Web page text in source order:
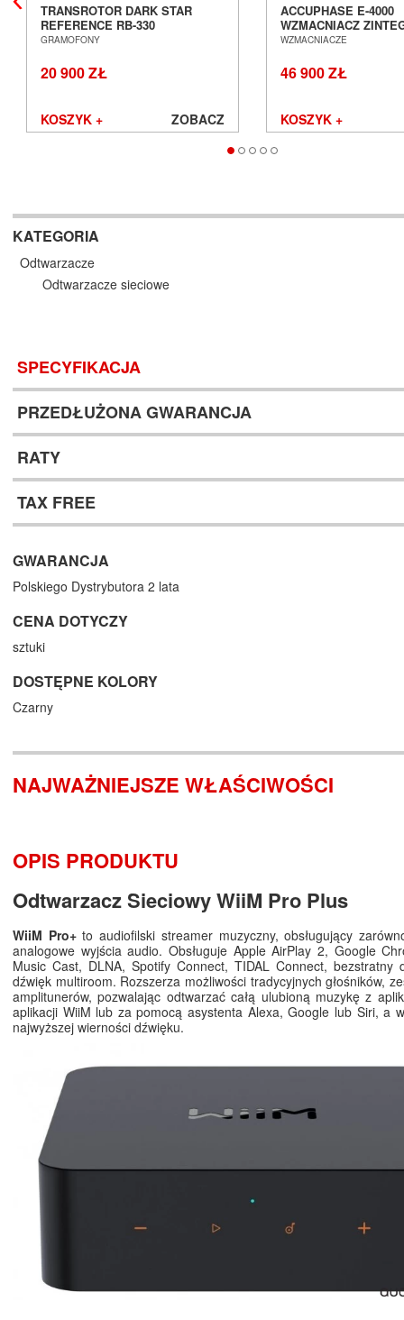
TRANSROTOR DARK STAR
REFERENCE RB-330
GRAMOFON ANALOGOWY
GRAMOFONY
20 900 ZŁ
KOSZYK + ZOBACZ
ACCUPHASE E-4000
WZMACNIACZ
SALON POZNAŃ
WZMACNIACZE
46 900 ZŁ
KOSZYK +
KATEGORIA
Odtwarzacze
Odtwarzacze sieciowe
SPECYFIKACJA
PRZEDŁUŻONA GWARANCJA
RATY
TAX FREE
GWARANCJA
Polskiego Dystrybutora 2 lata
CENA DOTYCZY
sztuki
DOSTĘPNE KOLORY
Czarny
NAJWAŻNIEJSZE WŁAŚCIWOŚCI
OPIS PRODUKTU
Odtwarzacz Sieciowy WiiM Pro Plus
WiiM Pro+to audiofilski streamer muzyczny, obsługujący
analogowe wyjścia audio. Obsługuje Apple AirPlay 2, Google
Music Cast, DLNA, Spotify Connect, TIDAL Connect, bezstratny
dźwięk multiroom. Rozszerza możliwości tradycyjnych głośników,
amplitunerów, pozwalając odtwarzać całą ulubioną muzykę z
aplikacji WiiM lub za pomocą asystenta Alexa, Google lub Siri, a
najwyższej wierności dźwięku.